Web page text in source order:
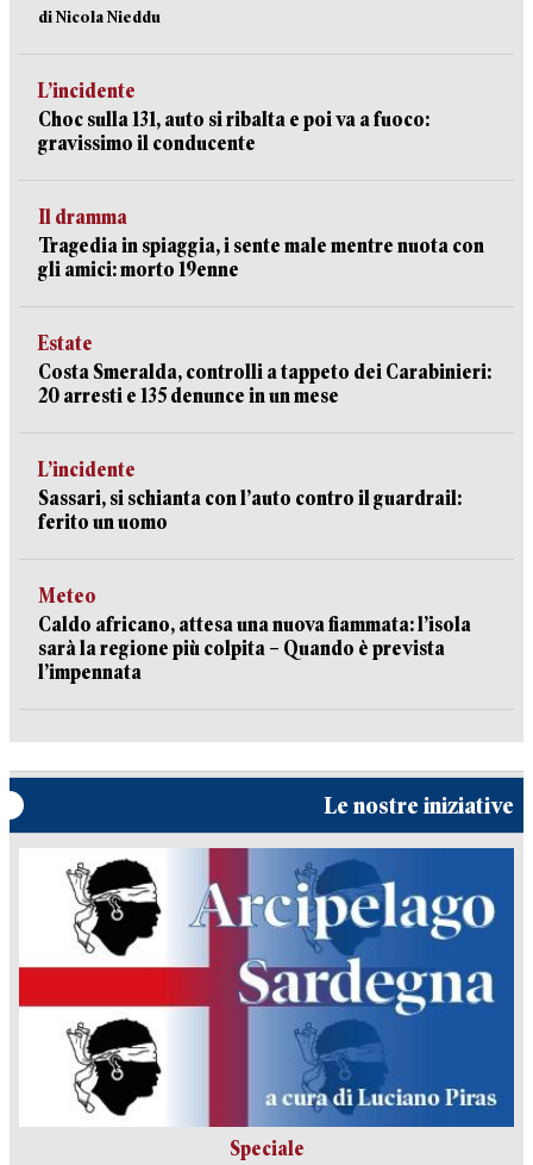
di Nicola Nieddu
L’incidente
Choc sulla 131, auto si ribalta e poi va a fuoco:
gravissimo il conducente
Il dramma
Tragedia in spiaggia, i sente male mentre nuota con
gli amici: morto 19enne
Estate
Costa Smeralda, controlli a tappeto dei Carabinieri:
20 arresti e 135 denunce in un mese
L’incidente
Sassari, si schianta con l’auto contro il guardrail:
ferito un uomo
Meteo
Caldo africano, attesa una nuova fiammata: l’isola
sarà la regione più colpita – Quando è prevista
l’impennata
Le nostre iniziative
Speciale